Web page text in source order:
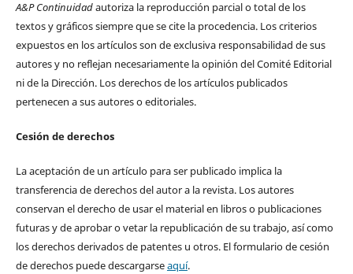
A&P Continuidadautoriza la reproducción parcial o total de los
textos y gráficos siempre que se cite la procedencia. Los criterios
expuestos en los artículos son de exclusiva responsabilidad de sus
autores y no reflejan necesariamente la opinión del Comité Editorial
ni de la Dirección. Los derechos de los artículos publicados
pertenecen a sus autores o editoriales.
Cesión de derechos
La aceptación de un artículo para ser publicado implica la
transferencia de derechos del autor a la revista. Los autores
conservan el derecho de usar el material en libros o publicaciones
futuras y de aprobar o vetar la republicación de su trabajo, así como
los derechos derivados de patentes u otros. El formulario de cesión
de derechos puede descargarseaquí.